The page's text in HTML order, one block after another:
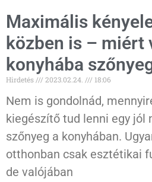
Maximális
közben is – miért
konyhába
Hirdetés 2023.02.24. 18:06
Nem is gondolnád,
kiegészítő tud lenni egy jól
szőnyeg a konyhában.
otthonban csak esztétikai
de valójában